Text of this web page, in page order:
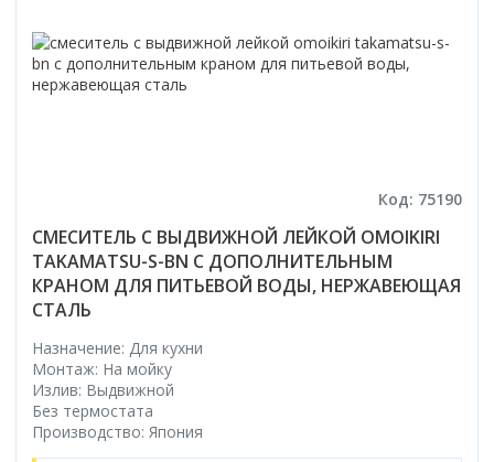
Код: 75190
СМЕСИТЕЛЬ С ВЫДВИЖНОЙ ЛЕЙКОЙ OMOIKIRI
TAKAMATSU-S-BN С ДОПОЛНИТЕЛЬНЫМ
КРАНОМ ДЛЯ ПИТЬЕВОЙ ВОДЫ, НЕРЖАВЕЮЩАЯ
СТАЛЬ
Назначение: Для кухни
Монтаж: На мойку
Излив: Выдвижной
Без термостата
Производство: Япония